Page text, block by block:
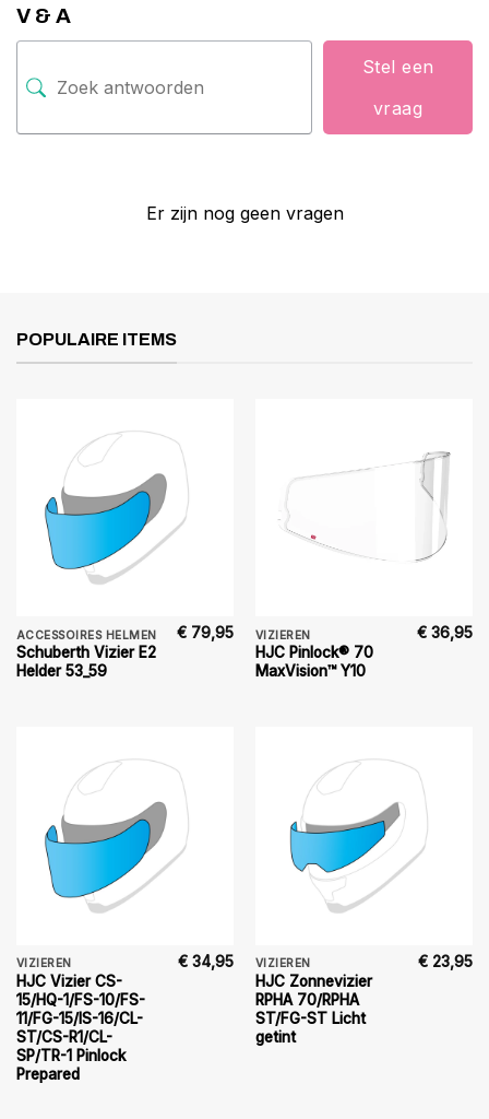
V & A
Stel een
vraag
Er zijn nog geen vragen
POPULAIRE ITEMS
ACCESSOIRES HELMEN
Schuberth Vizier E2
Helder 53_59
€ 79,95 VIZIEREN
HJC Pinlock® 70
MaxVision™ Y10
€ 36,95
VIZIEREN
HJC Vizier CS-
15/HQ-1/FS-10/FS-
11/FG-15/IS-16/CL-
ST/CS-R1/CL-
SP/TR-1 Pinlock
Prepared
€ 34,95 VIZIEREN
HJC Zonnevizier
RPHA 70/RPHA
ST/FG-ST Licht
getint
€ 23,95